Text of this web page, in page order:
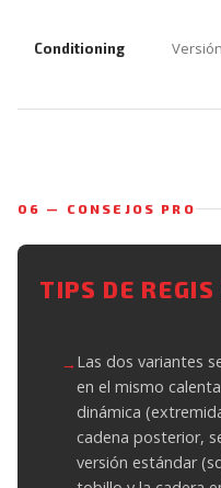
Conditioning
06 — CONSEJOS PRO
TIPS DE
Las dos variantes
en el mismo
dinámica
cadena posterior,
versión estándar